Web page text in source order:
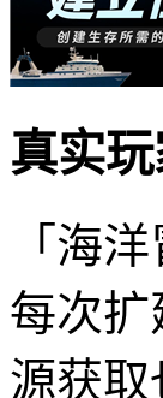
真实
「海
每次
源获取